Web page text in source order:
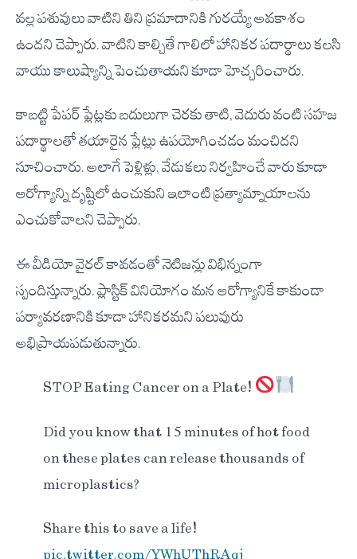
వల్ల పశువులు వాటిని తిని ప్రమాదానికి గురయ్యే అవకాశం
ఉందని చెప్పారు. వాటిని కాల్చితే గాలిలో హానికర పదార్థాలు కలసి
వాయు కాలుష్యాన్ని పెంచుతాయని కూడా హెచ్చరించారు.
కాబట్టి పేపర్ ప్లేట్లకు బదులుగా చెరకు తాటి, వెదురు వంటి సహజ
పదార్థాలతో తయారైన ప్లేట్లు ఉపయోగించడం మంచిదని
సూచించారు. అలాగే పెళ్లిళ్లు, వేడుకలు నిర్వహించే వారు కూడా
ఆరోగ్యాన్ని దృష్టిలో ఉంచుకుని ఇలాంటి ప్రత్యామ్నాయాలను
ఎంచుకోవాలని చెప్పారు.
ఈ వీడియో వైరల్ కావడంతో నెటిజన్లు విభిన్నంగా
స్పందిస్తున్నారు. ప్లాస్టిక్ వినియోగం మన ఆరోగ్యానికే కాకుండా
పర్యావరణానికి కూడా హానికరమని పలువురు
అభిప్రాయపడుతున్నారు.
STOP Eating Cancer on a Plate!
Did you know that 15 minutes of hot food
on these plates can release thousands of
microplastics?
Share this to save a life!
pic.twitter.com/YWhUThRAqj